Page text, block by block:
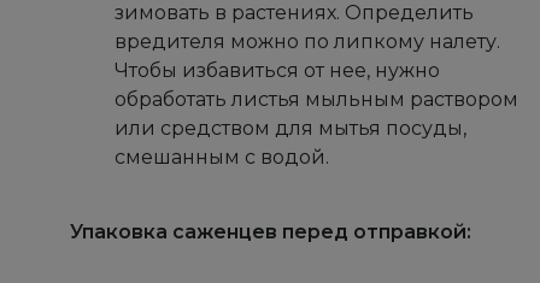
зимовать в растениях. Определить
вредителя можно по липкому налету.
Чтобы избавиться от нее, нужно
обработать листья мыльным раствором
или средством для мытья посуды,
смешанным с водой.
Упаковка саженцев перед отправкой: